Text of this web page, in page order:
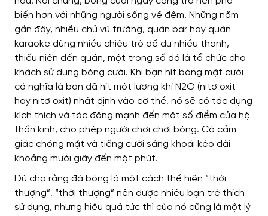
biến hơn với những người sống về đêm. Những năm
gần đây, nhiều chủ vũ trường, quán bar hay quán
karaoke dùng nhiều chiêu trò để dụ nhiều thanh,
thiếu niên đến quán, một trong số đó là tổ chức cho
khách sử dụng bóng cười. Khi bạn hít bóng mặt cười
có nghĩa là bạn đã hít một lượng khí N2O (nitơ oxit
hay nitơ oxit) nhất định vào cơ thể, nó sẽ có tác dụng
kích thích và tác động mạnh đến một số điểm của hệ
thần kinh, cho phép người chơi chơi bóng. Có cảm
giác chóng mặt và tiếng cười sảng khoái kéo dài
khoảng mười giây đến một phút.
Dù cho rằng đá bóng là một cách thể hiện “thời
thượng”, “thời thượng” nên được nhiều bạn trẻ thích
sử dụng, nhưng hiệu quả tức thì của nó cũng là một lý